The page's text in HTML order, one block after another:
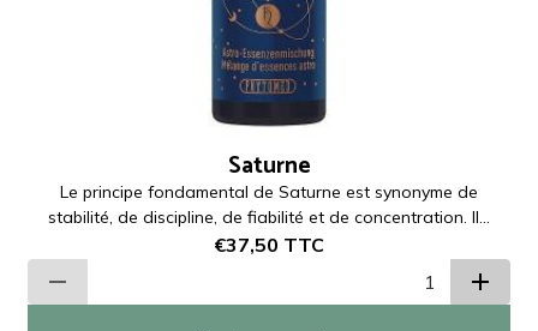
Saturne
Le principe fondamental de Saturne est synonyme de
stabilité, de discipline, de fiabilité et de concentration. Il...
€37,50 TTC